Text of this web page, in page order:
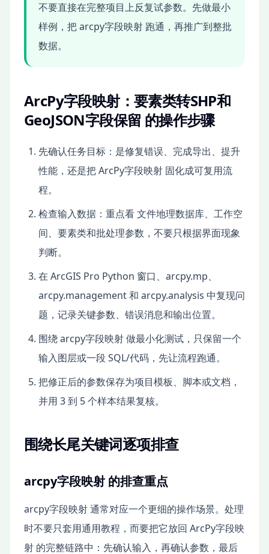
不要直接在完整项目上反复试参数。先做最小
样例，把 arcpy字段映射 跑通，再推广到整批
数据。
ArcPy字段映射：要素类转SHP和
GeoJSON字段保留 的操作步骤
先确认任务目标：是修复错误、完成导出、提升
性能，还是把 ArcPy字段映射 固化成可复用流
程。
检查输入数据：重点看 文件地理数据库、工作空
间、要素类和批处理参数，不要只根据界面现象
判断。
在 ArcGIS Pro Python 窗口、arcpy.mp、
arcpy.management 和 arcpy.analysis 中复现问
题，记录关键参数、错误消息和输出位置。
围绕 arcpy字段映射 做最小化测试，只保留一个
输入图层或一段 SQL/代码，先让流程跑通。
把修正后的参数保存为项目模板、脚本或文档，
并用 3 到 5 个样本结果复核。
围绕长尾关键词逐项排查
arcpy字段映射 的排查重点
arcpy字段映射 通常对应一个更细的操作场景。处理
时不要只套用通用教程，而要把它放回 ArcPy字段映
射 的完整链路中：先确认输入，再确认参数，最后